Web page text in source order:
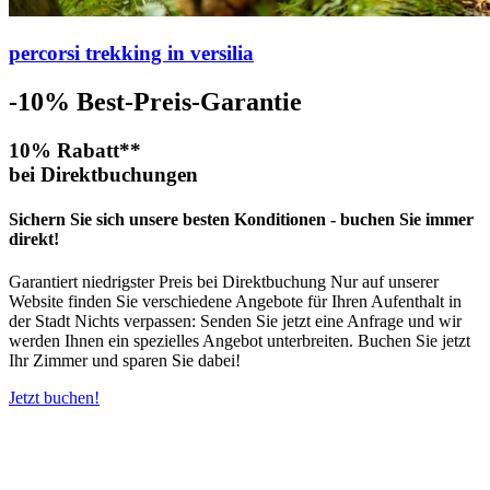
percorsi trekking in versilia
-10% Best-Preis-Garantie
10% Rabatt**
bei Direktbuchungen
Sichern Sie sich unsere besten Konditionen - buchen Sie immer
direkt!
Garantiert niedrigster Preis bei Direktbuchung Nur auf unserer
Website finden Sie verschiedene Angebote für Ihren Aufenthalt in
der Stadt Nichts verpassen: Senden Sie jetzt eine Anfrage und wir
werden Ihnen ein spezielles Angebot unterbreiten. Buchen Sie jetzt
Ihr Zimmer und sparen Sie dabei!
Jetzt buchen!